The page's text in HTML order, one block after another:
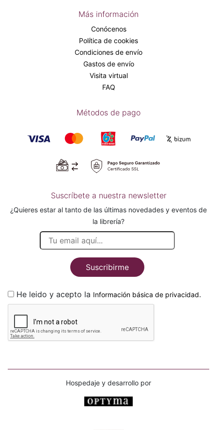
Más información
Conócenos
Política de cookies
Condiciones de envío
Gastos de envío
Visita virtual
FAQ
Métodos de pago
Suscríbete a nuestra newsletter
¿Quieres estar al tanto de las últimas novedades y eventos de
la librería?
Suscribirme
He leido y acepto la Información básica de privacidad.
Hospedaje y desarrollo por